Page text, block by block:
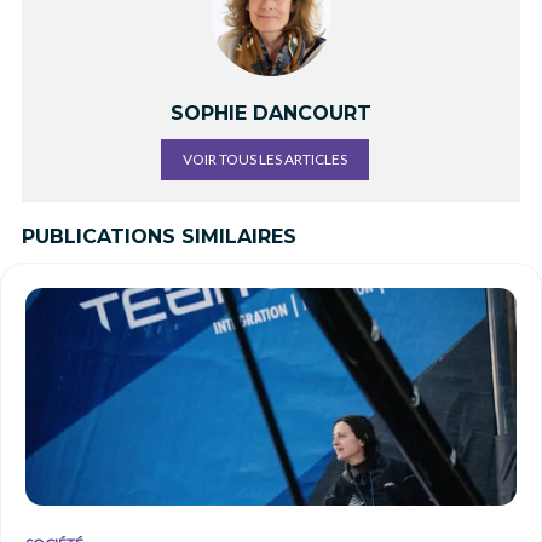
SOPHIE DANCOURT
VOIR TOUS LES ARTICLES
PUBLICATIONS SIMILAIRES